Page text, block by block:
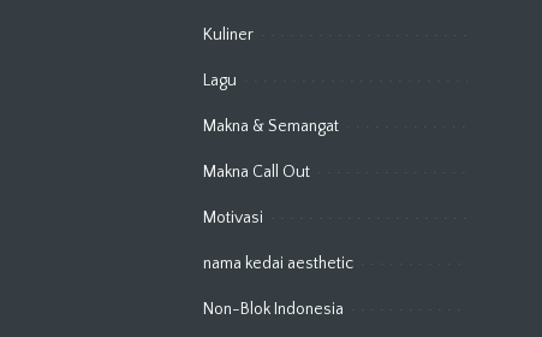
Kuliner
Lagu
Makna & Semangat
Makna Call Out
Motivasi
nama kedai aesthetic
Non-Blok Indonesia